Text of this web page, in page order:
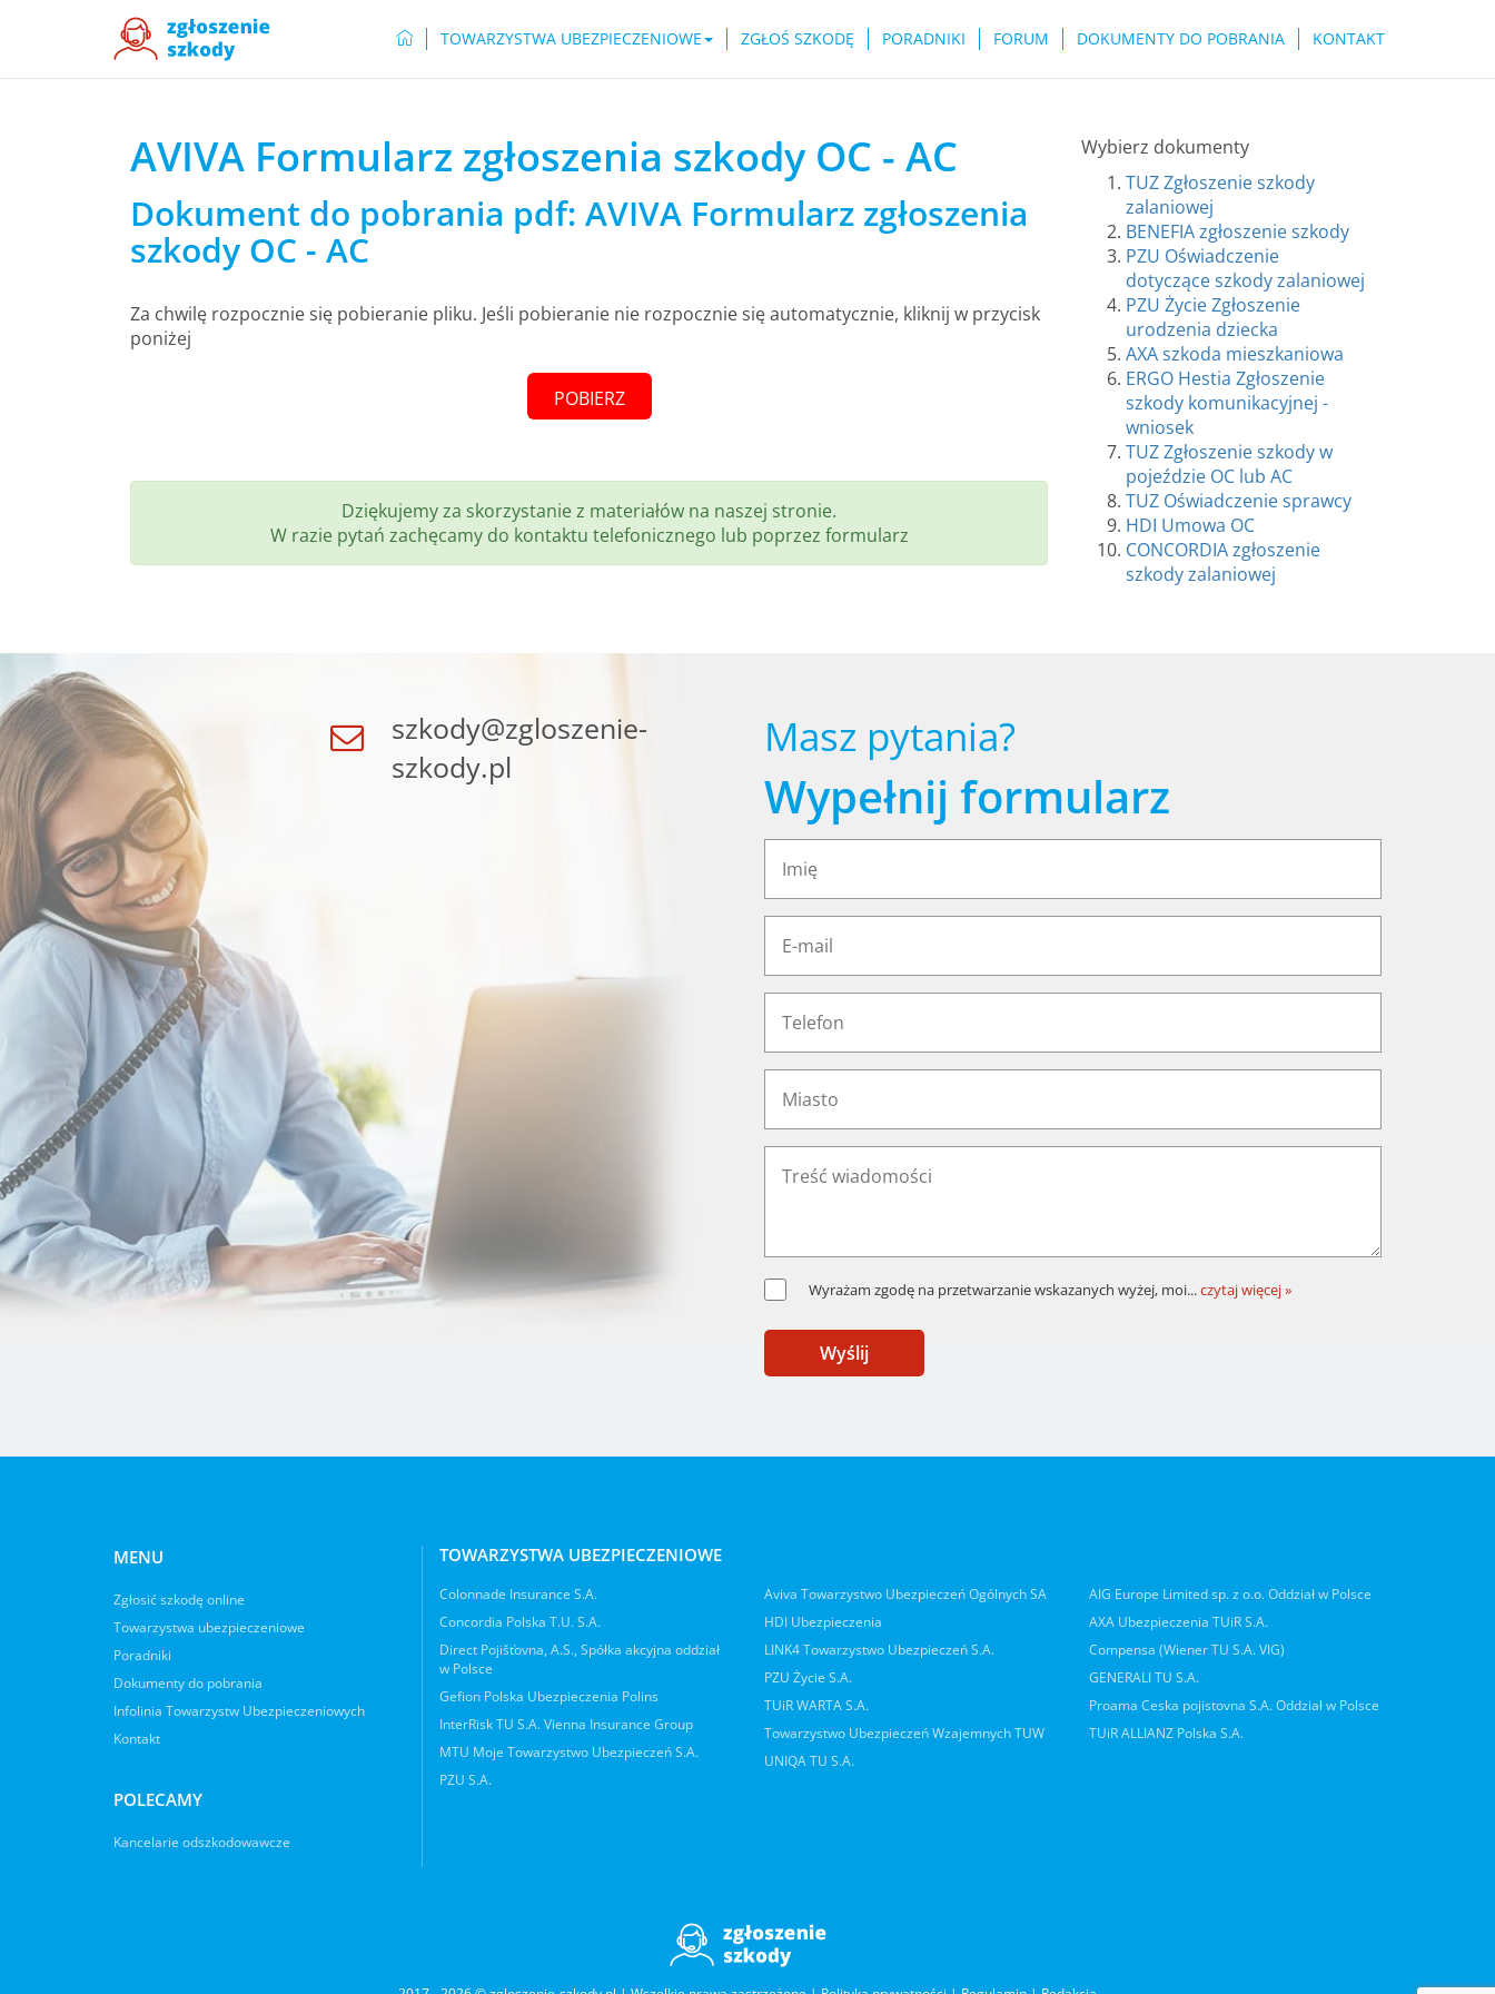
TOWARZYSTWA UBEZPIECZENIOWE ZGŁOŚ SZKODĘ PORADNIKI FORUM DOKUMENTY DO POBRANIA KONTAKT
AVIVA Formularz zgłoszenia szkody OC - AC
Dokument do pobrania pdf: AVIVA Formularz zgłoszenia
szkody OC - AC
Za chwilę rozpocznie się pobieranie pliku. Jeśli pobieranie nie rozpocznie się automatycznie, kliknij w przycisk
poniżej
POBIERZ
Dziękujemy za skorzystanie z materiałów na naszej stronie.
W razie pytań zachęcamy do kontaktu telefonicznego lub poprzez formularz
Wybierz dokumenty
TUZ Zgłoszenie szkody
zalaniowej
BENEFIA zgłoszenie szkody
PZU Oświadczenie
dotyczące szkody zalaniowej
PZU Życie Zgłoszenie
urodzenia dziecka
AXA szkoda mieszkaniowa
ERGO Hestia Zgłoszenie
szkody komunikacyjnej -
wniosek
TUZ Zgłoszenie szkody w
pojeździe OC lub AC
TUZ Oświadczenie sprawcy
HDI Umowa OC
CONCORDIA zgłoszenie
szkody zalaniowej
szkody@zgloszenie-
szkody.pl
Masz pytania?
Wypełnij formularz
Wyrażam zgodę na przetwarzanie wskazanych wyżej, moi...czytaj więcej »
Wyślij
MENU
Zgłosić szkodę online
Towarzystwa ubezpieczeniowe
Poradniki
Dokumenty do pobrania
Infolinia Towarzystw Ubezpieczeniowych
Kontakt
POLECAMY
Kancelarie odszkodowawcze
TOWARZYSTWA UBEZPIECZENIOWE
Colonnade Insurance S.A.
Concordia Polska T.U. S.A.
Direct Pojišťovna, A.S., Spółka akcyjna oddział
w Polsce
Gefion Polska Ubezpieczenia Polins
InterRisk TU S.A. Vienna Insurance Group
MTU Moje Towarzystwo Ubezpieczeń S.A.
PZU S.A.
Aviva Towarzystwo Ubezpieczeń Ogólnych SA
HDI Ubezpieczenia
LINK4 Towarzystwo Ubezpieczeń S.A.
PZU Życie S.A.
TUiR WARTA S.A.
Towarzystwo Ubezpieczeń Wzajemnych TUW
UNIQA TU S.A.
AIG Europe Limited sp. z o.o. Oddział w Polsce
AXA Ubezpieczenia TUiR S.A.
Compensa (Wiener TU S.A. VIG)
GENERALI TU S.A.
Proama Ceska pojistovna S.A. Oddział w Polsce
TUiR ALLIANZ Polska S.A.